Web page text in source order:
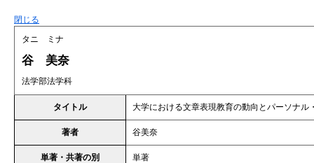
閉じる
タニ ミナ
谷 美奈
法学部法学科
タイトル 大学における文章表現教育の動向とパーソナル
著者 谷美奈
単著・共著の別 単著